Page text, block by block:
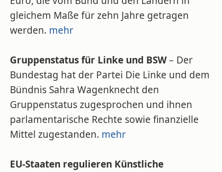
gleichem Maße für zehn Jahre getragen
werden. mehr
Gruppenstatus für Linke und BSW– Der
Bundestag hat der Partei Die Linke und dem
Bündnis Sahra Wagenknecht den
Gruppenstatus zugesprochen und ihnen
parlamentarische Rechte sowie finanzielle
Mittel zugestanden. mehr
EU-Staaten regulieren Künstliche